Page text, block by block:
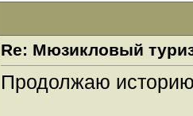
Re: Мюзикловый
Продолжаю